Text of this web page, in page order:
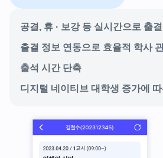
공결, 휴 · 보강 등 실시간으로 출
출결 정보 연동으로 효율적 학사
출석 시간 단축
디지털 네이티브 대학생 증가에